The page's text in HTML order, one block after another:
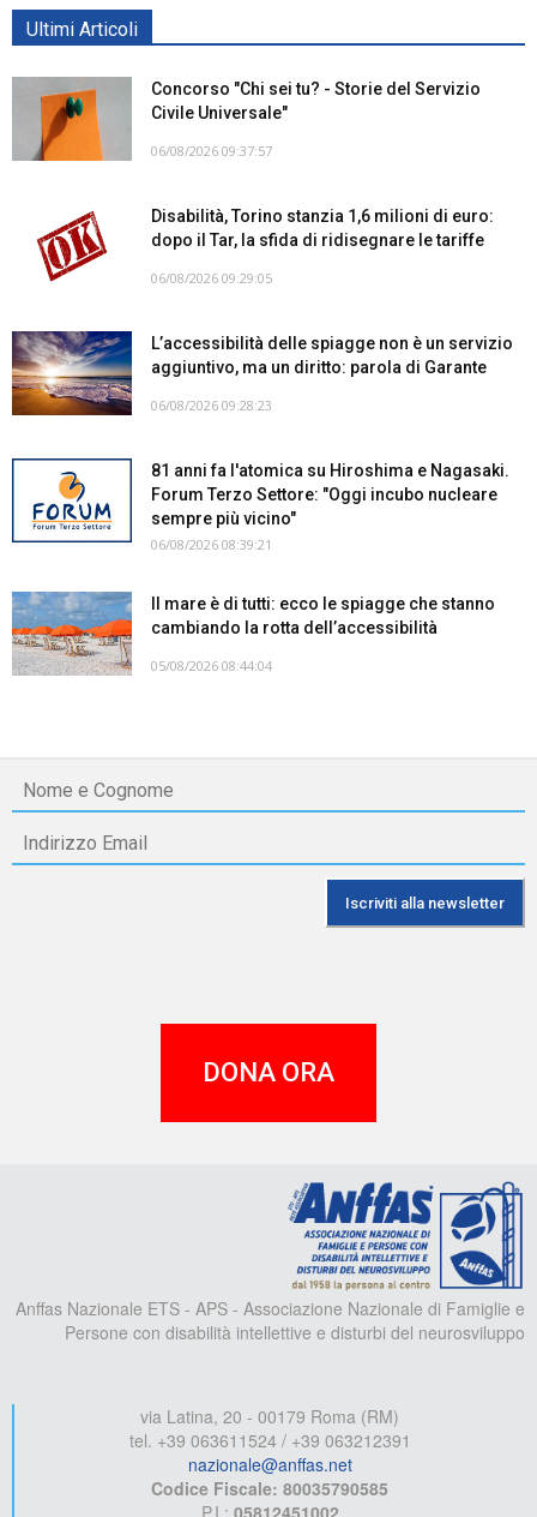
Ultimi Articoli
Concorso "Chi sei tu? - Storie del Servizio
Civile Universale"
06/08/2026 09:37:57
Disabilità, Torino stanzia 1,6 milioni di euro:
dopo il Tar, la sfida di ridisegnare le tariffe
06/08/2026 09:29:05
L’accessibilità delle spiagge non è un servizio
aggiuntivo, ma un diritto: parola di Garante
06/08/2026 09:28:23
81 anni fa l'atomica su Hiroshima e Nagasaki.
Forum Terzo Settore: "Oggi incubo nucleare
sempre più vicino"
06/08/2026 08:39:21
Il mare è di tutti: ecco le spiagge che stanno
cambiando la rotta dell’accessibilità
05/08/2026 08:44:04
DONA ORA
Anffas Nazionale ETS - APS - Associazione Nazionale di Famiglie e
Persone con disabilità intellettive e disturbi del neurosviluppo
via Latina, 20 - 00179 Roma (RM)
tel. +39 063611524 / +39 063212391
nazionale@anffas.net
Codice Fiscale: 80035790585
P.I.: 05812451002